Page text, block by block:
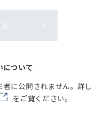
について
に公開されません。詳し
をご覧ください。